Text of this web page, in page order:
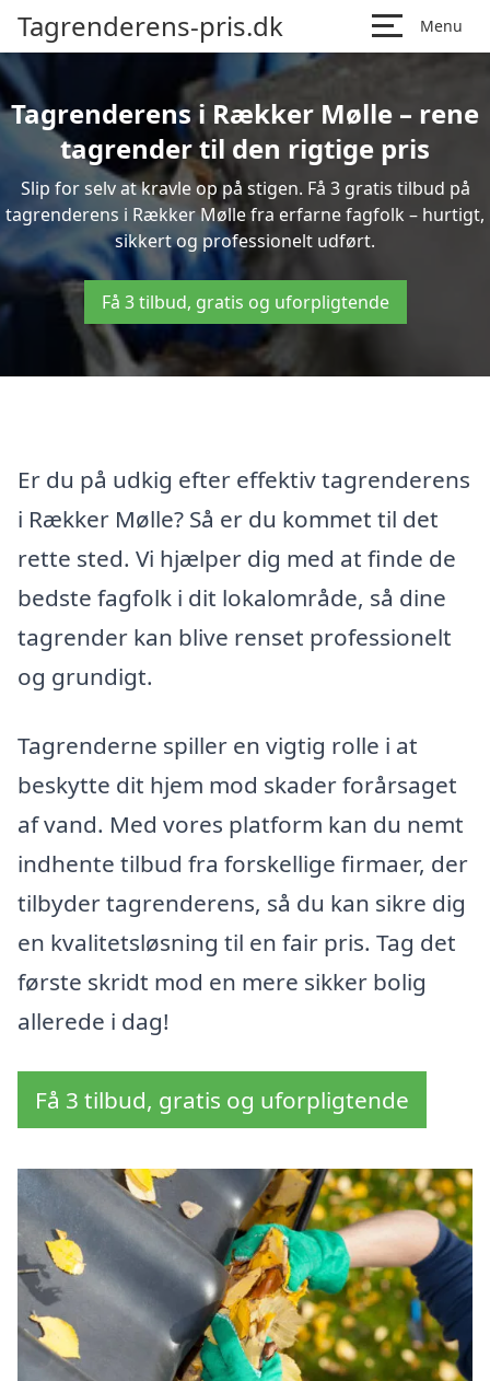
Tagrenderens-pris.dk Menu
Tagrenderens i Rækker Mølle – rene
tagrender til den rigtige pris
Slip for selv at kravle op på stigen. Få 3 gratis tilbud på
tagrenderens i Rækker Mølle fra erfarne fagfolk – hurtigt,
sikkert og professionelt udført.
Få 3 tilbud, gratis og uforpligtende
Er du på udkig efter effektiv tagrenderens
i Rækker Mølle? Så er du kommet til det
rette sted. Vi hjælper dig med at finde de
bedste fagfolk i dit lokalområde, så dine
tagrender kan blive renset professionelt
og grundigt.
Tagrenderne spiller en vigtig rolle i at
beskytte dit hjem mod skader forårsaget
af vand. Med vores platform kan du nemt
indhente tilbud fra forskellige firmaer, der
tilbyder tagrenderens, så du kan sikre dig
en kvalitetsløsning til en fair pris. Tag det
første skridt mod en mere sikker bolig
allerede i dag!
Få 3 tilbud, gratis og uforpligtende